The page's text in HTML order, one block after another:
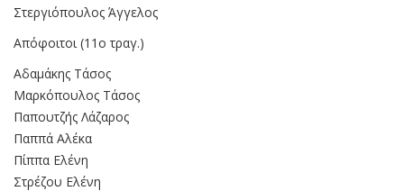
Στεργιόπουλος Άγγελος
Απόφοιτοι (11ο τραγ.)
Αδαμάκης Τάσος
Μαρκόπουλος Τάσος
Παπουτζής Λάζαρος
Παππά Αλέκα
Πίππα Ελένη
Στρέζου Ελένη